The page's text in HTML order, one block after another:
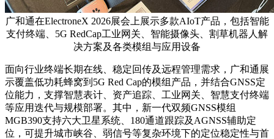
广和通在ElectroneX 2026展会上展示多款AIoT产品，包括智能
支付终端、5G RedCap工业网关、智能摄像头、割草机器人解
决方案及各类模组与应用设备
面向行业终端长期在线、稳定回传及远程管理需求，广和通展
示覆盖低功耗蜂窝到5G Red Cap的模组产品，并结合GNSS定
位能力，支撑智慧表计、资产追踪、工业网关、智慧支付终端
等应用迭代与规模部署。其中，新一代双频GNSS模组
MGB390支持六大卫星系统、180通道跟踪及AGNSS辅助定
位，可提升城市峡谷、弱信号等复杂环境下的定位稳定性与首